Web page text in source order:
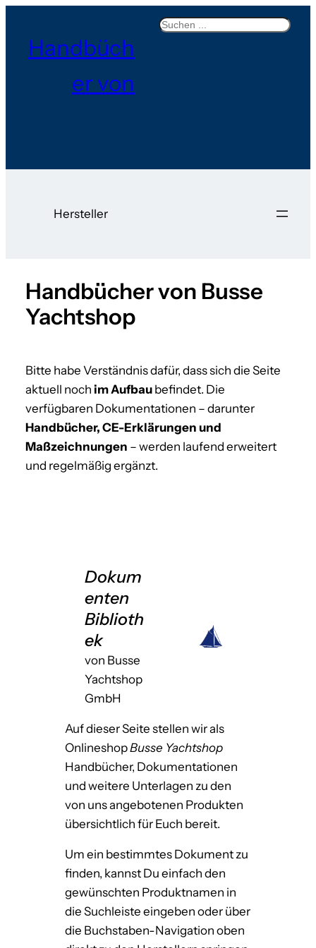
Search
Handbüch
er von
Hersteller
Handbücher von Busse
Yachtshop
Bitte habe Verständnis dafür, dass sich die Seite
aktuell noch im Aufbau befindet. Die
verfügbaren Dokumentationen – darunter
Handbücher, CE-Erklärungen und
Maßzeichnungen – werden laufend erweitert
und regelmäßig ergänzt.
Dokum
enten
Biblioth
ek
von Busse
Yachtshop
GmbH
Auf dieser Seite stellen wir als
OnlineshopBusse Yachtshop
Handbücher, Dokumentationen
und weitere Unterlagen zu den
von uns angebotenen Produkten
übersichtlich für Euch bereit.
Um ein bestimmtes Dokument zu
finden, kannst Du einfach den
gewünschten Produktnamen in
die Suchleiste eingeben oder über
die Buchstaben-Navigation oben